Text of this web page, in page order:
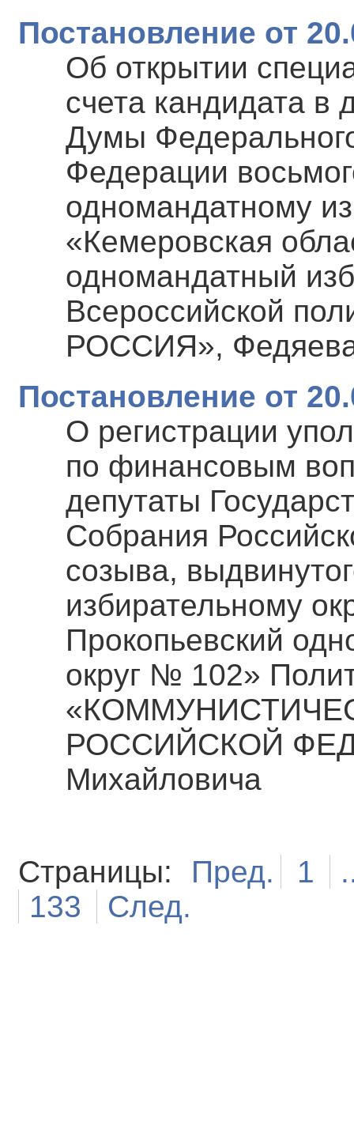
Постановление от
Об открытии
счета кандидата в
Думы
Федерации
одномандатному
«Кемеровская
одномандатный
Всероссийской
РОССИЯ»,
Постановление от
О регистрации
по финансовым
депутаты
Собрания
созыва,
избирательному
Прокопьевский
округ № 102»
РОССИЙСКОЙ
Михайловича
Страницы: Пред. 1
133
След.